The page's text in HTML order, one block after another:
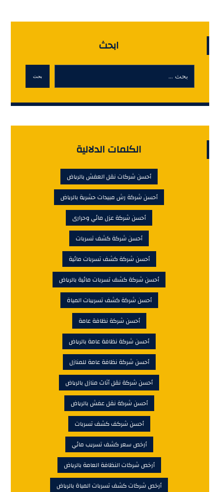
ابحث
بحث
الكلمات الدلالية
أحسن شركات نقل العفش بالرياض
أحسن شركة رش مبيدات حشرية بالرياض
أحسن شركة عزل مائي وحرارى
أحسن شركة كشف تسربات
أحسن شركة كشف تسربات مائية
أحسن شركة كشف تسربات مائية بالرياض
أحسن شركة كشف تسريبات المياة
أحسن شركة نظافة عامة
أحسن شركة نظافة عامة بالرياض
أحسن شركة نظافة عامة للمنازل
أحسن شركة نقل أثاث منازل بالرياض
أحسن شركة نقل عفش بالرياض
أحسن شركف كشف تسربات
أرخص سعر كشف تسريب مائي
أرخص شركات النظافة العامة بالرياض
أرخص شركات كشف تسربات المياة بالرياض